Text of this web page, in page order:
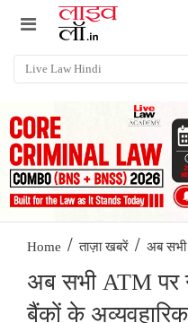
Home / ताज़ा खबरें / अब सभी
अब सभी ATM पर
बैंकों के